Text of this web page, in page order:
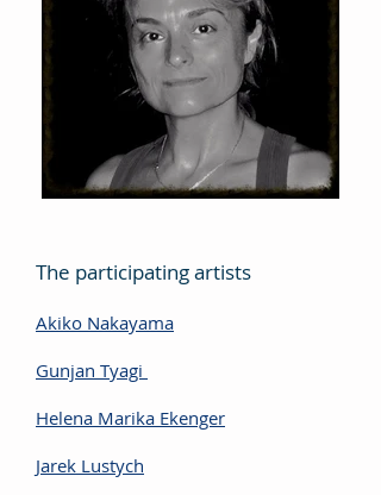
The participating artists
Akiko Nakayama
Gunjan Tyagi
Helena Marika Ekenger
Jarek Lustych